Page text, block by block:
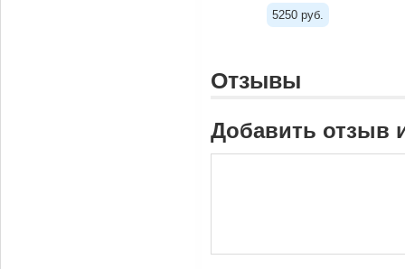
5250 руб.
Отзывы
Добавить отзыв